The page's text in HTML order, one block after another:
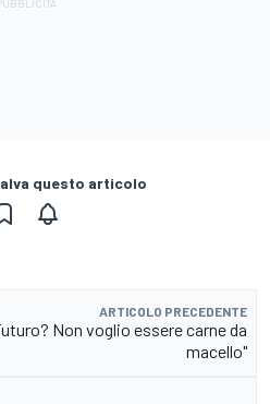
questo articolo
ARTICOLO PRECEDENTE
Non voglio essere carne da
macello"